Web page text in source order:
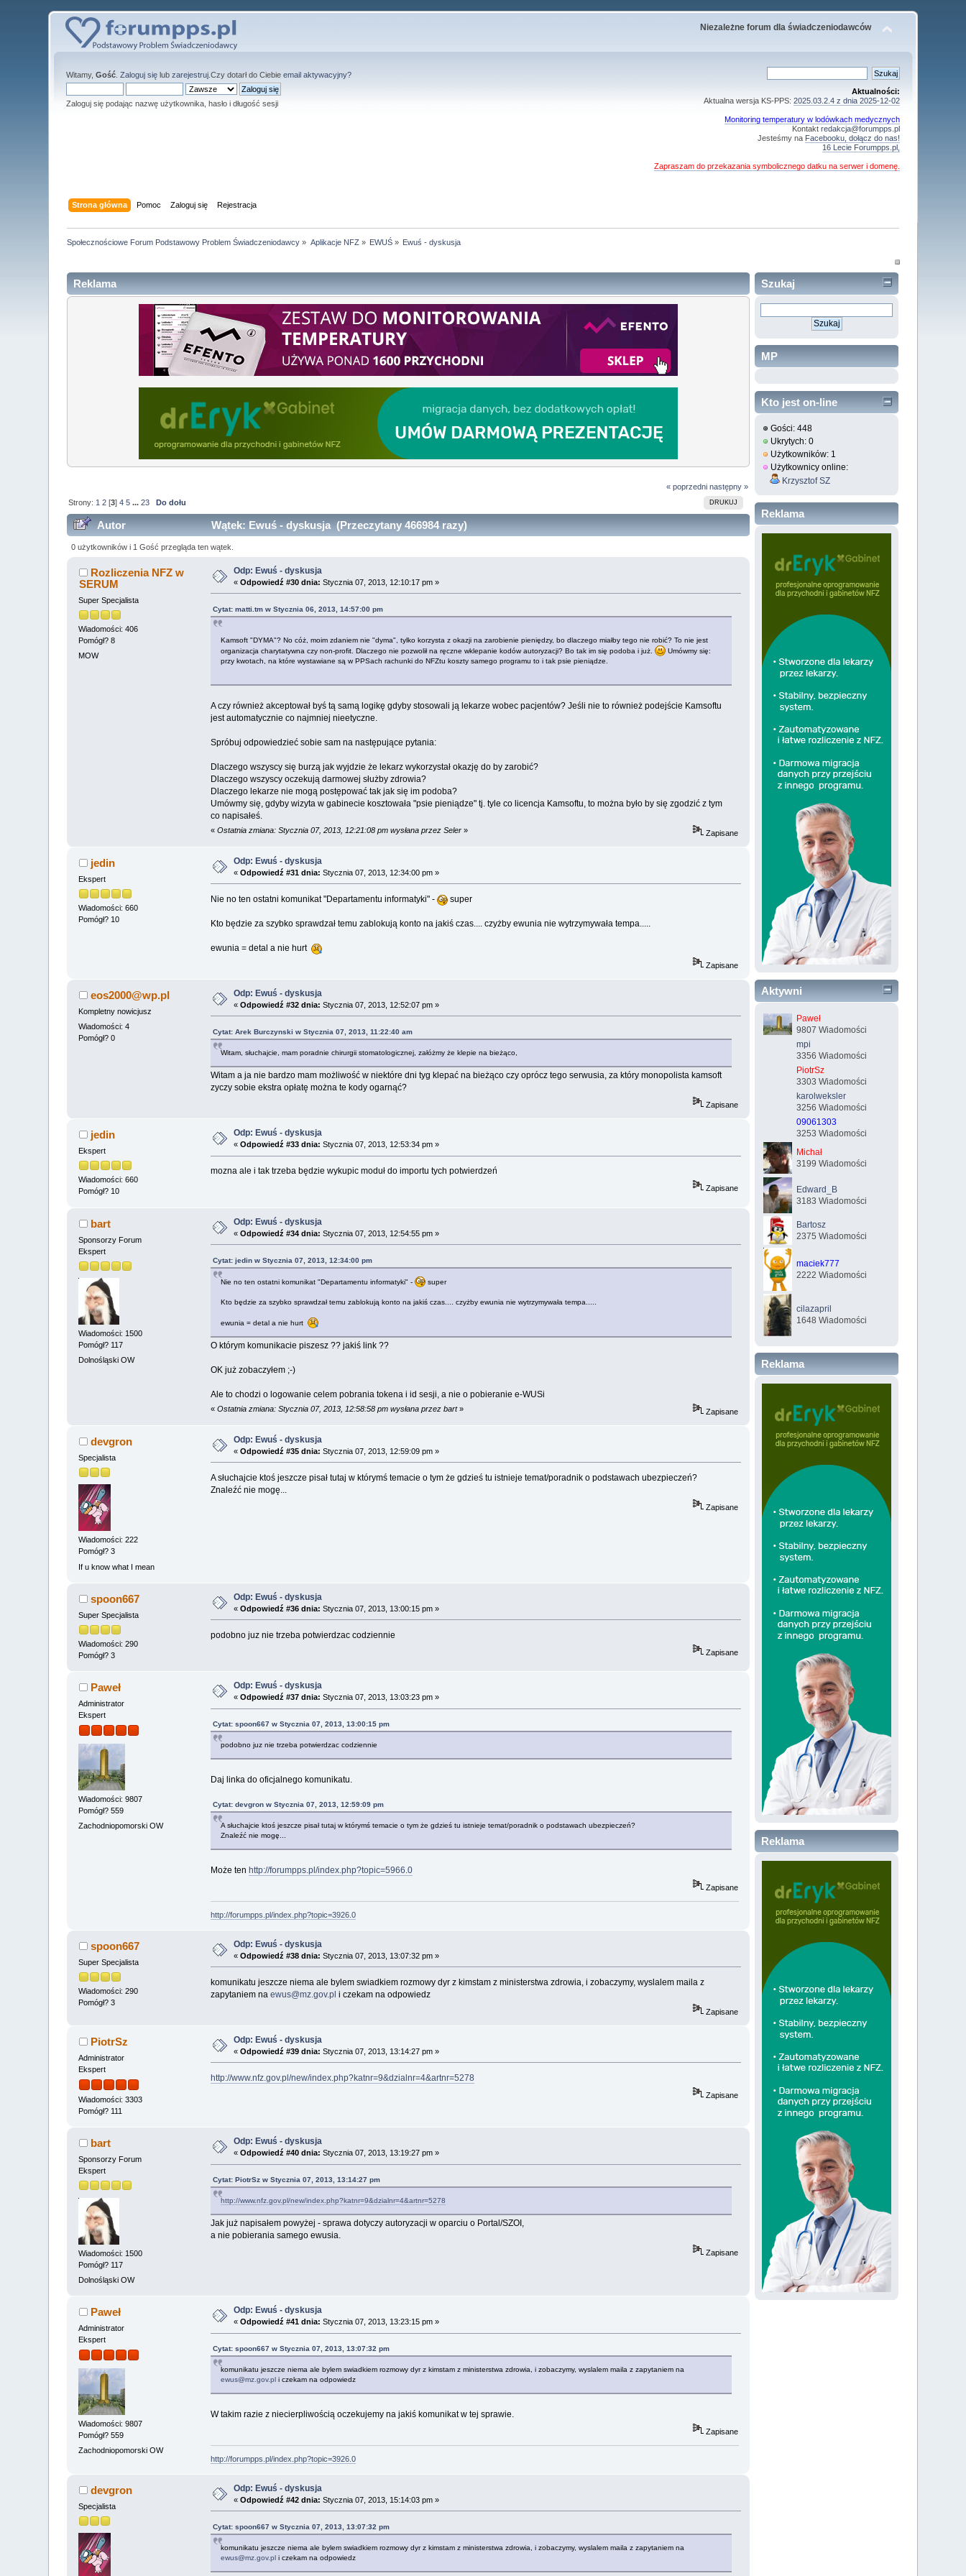
Niezależne forum dla świadczeniodawców
Witamy,Gość .Zaloguj się lubzarejestruj .Czy dotarł do Ciebieemail aktywacyjny?
Zaloguj się podając nazwę użytkownika, hasło i długość sesji
Aktualności:
Aktualna wersja KS-PPS: 2025.03.2.4 z dnia 2025-12-02
Monitoring temperatury w lodówkach medycznych
Kontakt redakcja@forumpps.pl
Jesteśmy na Facebooku, dołącz do nas!
16 Lecie Forumpps.pl,
Zapraszam do przekazania symbolicznego datku na serwer i domenę.
Strona główna Pomoc Zaloguj się Rejestracja
Społecznościowe Forum Podstawowy Problem Świadczeniodawcy » Aplikacje NFZ » EWUŚ » Ewuś - dyskusja
Reklama
« poprzedni następny »
DRUKUJ
Strony: 1 2 [3]4 5 ...23 Do dołu
Autor Wątek: Ewuś - dyskusja (Przeczytany 466984 razy)
0 użytkowników i 1 Gość przegląda ten wątek.
Rozliczenia NFZ w
SERUM
Super Specjalista
Wiadomości: 406
Pomógł? 8
MOW
Odp: Ewuś - dyskusja
«Odpowiedź #30 dnia: Stycznia 07, 2013, 12:10:17 pm »
Cytat: matti.tm w Stycznia 06, 2013, 14:57:00 pm
Kamsoft "DYMA"? No cóż, moim zdaniem nie "dyma", tylko korzysta z okazji na zarobienie pieniędzy, bo dlaczego miałby tego nie robić? To nie jest
organizacja charytatywna czy non-profit. Dlaczego nie pozwolił na ręczne wklepanie kodów autoryzacji? Bo tak im się podoba i już.
Umówmy się:
przy kwotach, na które wystawiane są w PPSach rachunki do NFZtu koszty samego programu to i tak psie pieniądze.
A czy również akceptował byś tą samą logikę gdyby stosowali ją lekarze wobec pacjentów? Jeśli nie to również podejście Kamsoftu
jest automatycznie co najmniej nieetyczne.
Spróbuj odpowiedzieć sobie sam na następujące pytania:
Dlaczego wszyscy się burzą jak wyjdzie że lekarz wykorzystał okazję do by zarobić?
Dlaczego wszyscy oczekują darmowej służby zdrowia?
Dlaczego lekarze nie mogą postępować tak jak się im podoba?
Umówmy się, gdyby wizyta w gabinecie kosztowała "psie pieniądze" tj. tyle co licencja Kamsoftu, to można było by się zgodzić z tym
co napisałeś.
« Ostatnia zmiana: Stycznia 07, 2013, 12:21:08 pm wysłana przez Seler» Zapisane
jedin
Ekspert
Wiadomości: 660
Pomógł? 10
Odp: Ewuś - dyskusja
«Odpowiedź #31 dnia: Stycznia 07, 2013, 12:34:00 pm »
Nie no ten ostatni komunikat "Departamentu informatyki" - super
Kto będzie za szybko sprawdzał temu zablokują konto na jakiś czas.... czyżby ewunia nie wytrzymywała tempa.....
ewunia = detal a nie hurt
Zapisane
eos2000@wp.pl
Kompletny nowicjusz
Wiadomości: 4
Pomógł? 0
Odp: Ewuś - dyskusja
«Odpowiedź #32 dnia: Stycznia 07, 2013, 12:52:07 pm »
Cytat: Arek Burczynski w Stycznia 07, 2013, 11:22:40 am
Witam, słuchajcie, mam poradnie chirurgii stomatologicznej, załóżmy że klepie na bieżąco,
Witam a ja nie bardzo mam możliwość w niektóre dni tyg klepać na bieżąco czy oprócz tego serwusia, za który monopolista kamsoft
zyczy sobie ekstra opłatę można te kody ogarnąć?
Zapisane
jedin
Ekspert
Wiadomości: 660
Pomógł? 10
Odp: Ewuś - dyskusja
«Odpowiedź #33 dnia: Stycznia 07, 2013, 12:53:34 pm »
mozna ale i tak trzeba będzie wykupic moduł do importu tych potwierdzeń
Zapisane
bart
Sponsorzy Forum
Ekspert
Wiadomości: 1500
Pomógł? 117
Dolnośląski OW
Odp: Ewuś - dyskusja
«Odpowiedź #34 dnia: Stycznia 07, 2013, 12:54:55 pm »
Cytat: jedin w Stycznia 07, 2013, 12:34:00 pm
Nie no ten ostatni komunikat "Departamentu informatyki" - super
Kto będzie za szybko sprawdzał temu zablokują konto na jakiś czas.... czyżby ewunia nie wytrzymywała tempa.....
ewunia = detal a nie hurt
O którym komunikacie piszesz ?? jakiś link ??
OK już zobaczyłem ;-)
Ale to chodzi o logowanie celem pobrania tokena i id sesji, a nie o pobieranie e-WUSi
« Ostatnia zmiana: Stycznia 07, 2013, 12:58:58 pm wysłana przez bart» Zapisane
devgron
Specjalista
Wiadomości: 222
Pomógł? 3
If u know what I mean
Odp: Ewuś - dyskusja
«Odpowiedź #35 dnia: Stycznia 07, 2013, 12:59:09 pm »
A słuchajcie ktoś jeszcze pisał tutaj w którymś temacie o tym że gdzieś tu istnieje temat/poradnik o podstawach ubezpieczeń?
Znaleźć nie mogę...
Zapisane
spoon667
Super Specjalista
Wiadomości: 290
Pomógł? 3
Odp: Ewuś - dyskusja
«Odpowiedź #36 dnia: Stycznia 07, 2013, 13:00:15 pm »
podobno juz nie trzeba potwierdzac codziennie
Zapisane
Paweł
Administrator
Ekspert
Wiadomości: 9807
Pomógł? 559
Zachodniopomorski OW
Odp: Ewuś - dyskusja
«Odpowiedź #37 dnia: Stycznia 07, 2013, 13:03:23 pm »
Cytat: spoon667 w Stycznia 07, 2013, 13:00:15 pm
podobno juz nie trzeba potwierdzac codziennie
Daj linka do oficjalnego komunikatu.
Cytat: devgron w Stycznia 07, 2013, 12:59:09 pm
A słuchajcie ktoś jeszcze pisał tutaj w którymś temacie o tym że gdzieś tu istnieje temat/poradnik o podstawach ubezpieczeń?
Znaleźć nie mogę...
Może ten http://forumpps.pl/index.php?topic=5966.0
Zapisane
http://forumpps.pl/index.php?topic=3926.0
spoon667
Super Specjalista
Wiadomości: 290
Pomógł? 3
Odp: Ewuś - dyskusja
«Odpowiedź #38 dnia: Stycznia 07, 2013, 13:07:32 pm »
komunikatu jeszcze niema ale bylem swiadkiem rozmowy dyr z kimstam z ministerstwa zdrowia, i zobaczymy, wyslalem maila z
zapytaniem na ewus@mz.gov.pl i czekam na odpowiedz
Zapisane
PiotrSz
Administrator
Ekspert
Wiadomości: 3303
Pomógł? 111
Odp: Ewuś - dyskusja
«Odpowiedź #39 dnia: Stycznia 07, 2013, 13:14:27 pm »
http://www.nfz.gov.pl/new/index.php?katnr=9&dzialnr=4&artnr=5278
Zapisane
bart
Sponsorzy Forum
Ekspert
Wiadomości: 1500
Pomógł? 117
Dolnośląski OW
Odp: Ewuś - dyskusja
«Odpowiedź #40 dnia: Stycznia 07, 2013, 13:19:27 pm »
Cytat: PiotrSz w Stycznia 07, 2013, 13:14:27 pm
http://www.nfz.gov.pl/new/index.php?katnr=9&dzialnr=4&artnr=5278
Jak już napisałem powyżej - sprawa dotyczy autoryzacji w oparciu o Portal/SZOI,
a nie pobierania samego ewusia.
Zapisane
Paweł
Administrator
Ekspert
Wiadomości: 9807
Pomógł? 559
Zachodniopomorski OW
Odp: Ewuś - dyskusja
«Odpowiedź #41 dnia: Stycznia 07, 2013, 13:23:15 pm »
Cytat: spoon667 w Stycznia 07, 2013, 13:07:32 pm
komunikatu jeszcze niema ale bylem swiadkiem rozmowy dyr z kimstam z ministerstwa zdrowia, i zobaczymy, wyslalem maila z zapytaniem na
ewus@mz.gov.pli czekam na odpowiedz
W takim razie z niecierpliwością oczekujemy na jakiś komunikat w tej sprawie.
Zapisane
http://forumpps.pl/index.php?topic=3926.0
devgron
Specjalista
Odp: Ewuś - dyskusja
«Odpowiedź #42 dnia: Stycznia 07, 2013, 15:14:03 pm »
Cytat: spoon667 w Stycznia 07, 2013, 13:07:32 pm
komunikatu jeszcze niema ale bylem swiadkiem rozmowy dyr z kimstam z ministerstwa zdrowia, i zobaczymy, wyslalem maila z zapytaniem na
ewus@mz.gov.pli czekam na odpowiedz
Szukaj
MP
Kto jest on-line
Gości: 448
Ukrytych: 0
Użytkowników: 1
Użytkownicy online:
Krzysztof SZ
Reklama
Aktywni
Paweł
9807 Wiadomości
mpi
3356 Wiadomości
PiotrSz
3303 Wiadomości
karolweksler
3256 Wiadomości
09061303
3253 Wiadomości
Michał
3199 Wiadomości
Edward_B
3183 Wiadomości
Bartosz
2375 Wiadomości
maciek777
2222 Wiadomości
cilazapril
1648 Wiadomości
Reklama
Reklama